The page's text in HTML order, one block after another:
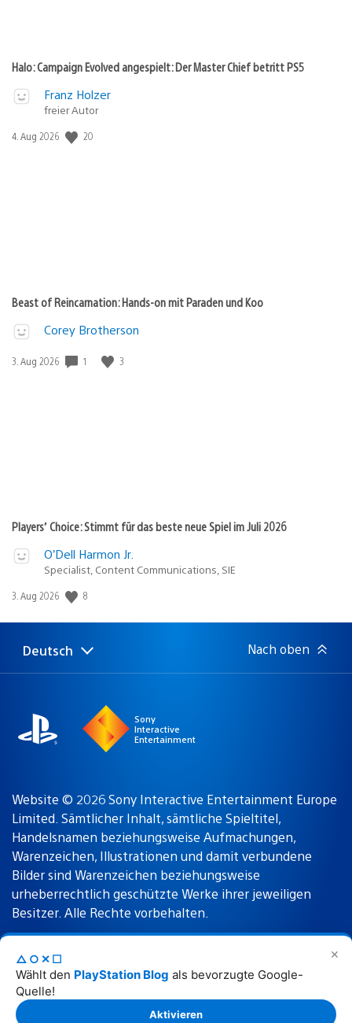
✕
△○✕☐
Wählt den PlayStation Blog als bevorzugte Google-
Quelle!
Aktivieren
Halo: Campaign Evolved angespielt: Der Master Chief betritt PS5
Franz Holzer
freier Autor
Veröffentlichungsdatum:
4. Aug 2026 20
Beast of Reincarnation: Hands-on mit Paraden und Koo
Corey Brotherson
Veröffentlichungsdatum:
3. Aug 2026 1 3
Players’ Choice: Stimmt für das beste neue Spiel im Juli 2026
O’Dell Harmon Jr.
Specialist, Content Communications, SIE
Veröffentlichungsdatum:
3. Aug 2026 8
Select
Aktuelle
Deutsch Nach oben
Sony
Interactive
Entertainment
Website © 2026 Sony Interactive Entertainment Europe
Limited. Sämtlicher Inhalt, sämtliche Spieltitel,
Handelsnamen beziehungsweise Aufmachungen,
Warenzeichen, Illustrationen und damit verbundene
Bilder sind Warenzeichen beziehungsweise
urheberrechtlich geschützte Werke ihrer jeweiligen
Besitzer. Alle Rechte vorbehalten.
Nutzungsbedingungen Datenschutzrichtlinie
Rechtliche Hinweise